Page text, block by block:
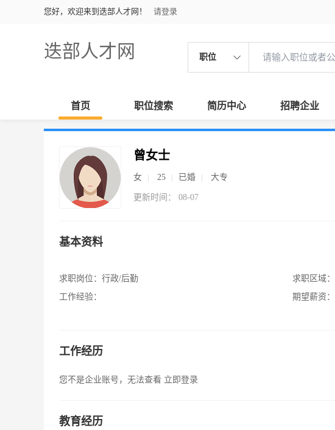
您好，欢迎来到迭部人才网！ 请登录
迭部人才网 职位
首页 职位搜索 简历中心 招聘企业
曾女士
女 25 已婚 大专
更新时间： 08-07
基本资料
求职岗位： 行政/后勤
工作经验：
求职区域：
期望薪资：
工作经历
您不是企业账号，无法查看 立即登录
教育经历